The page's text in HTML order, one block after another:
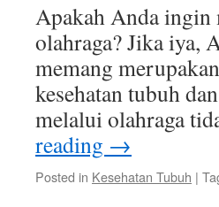
Apakah Anda ingin
olahraga? Jika iya,
memang
kesehatan tubuh
melalui olahraga
reading →
Posted in Kesehatan Tubuh |